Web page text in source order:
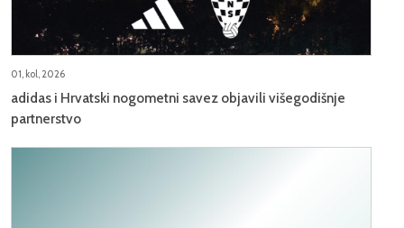
01, kol, 2026
adidas i Hrvatski nogometni savez objavili višegodišnje
partnerstvo